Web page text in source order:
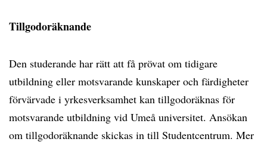
Tillgodoräknande
Den studerande har rätt att få prövat om tidigare
utbildning eller motsvarande kunskaper och färdigheter
förvärvade i yrkesverksamhet kan tillgodoräknas för
motsvarande utbildning vid Umeå universitet. Ansökan
om tillgodoräknande skickas in till Studentcentrum. Mer